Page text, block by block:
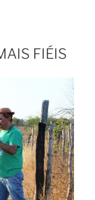
FIÉIS